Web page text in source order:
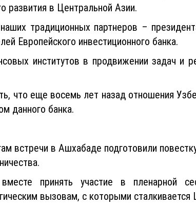
развития в Центральной Азии.
традиционных партнеров –
Европейского инвестиционного банка.
институтов в продвижении задач и
что еще восемь лет назад отношения
данного банка.
встречи в Ашхабаде подготовили
принять участие в пленарной
вызовам, с которыми сталкивается